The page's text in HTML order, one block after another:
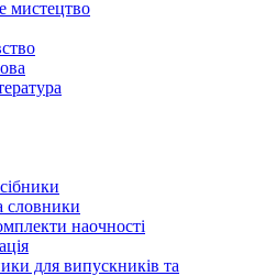
мистецтво
словники
наочності
для випускників та